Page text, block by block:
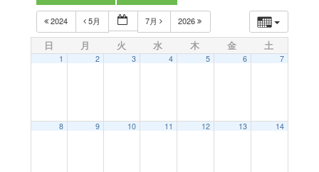
2024 5月 7月 2026
日 月 火 水 木 金 土
1 2 3 4 5 6 7
8 9 10 11 12 13 14